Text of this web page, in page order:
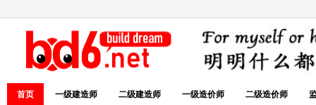
首页 一级建造师 二级建造师 一级造价师 二级造价师